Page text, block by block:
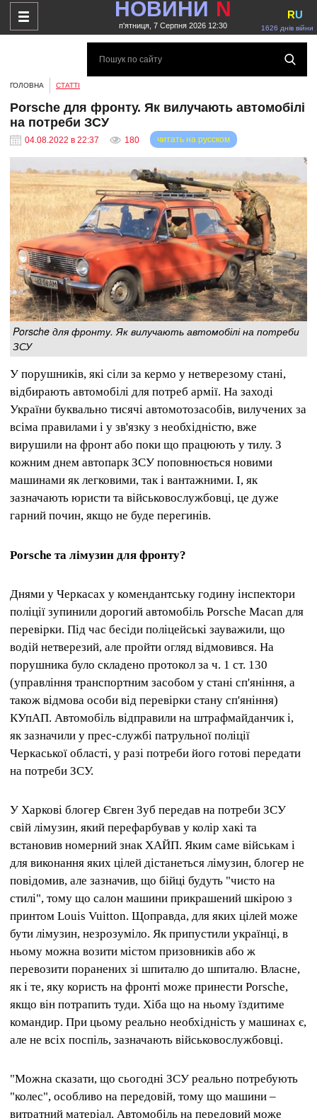
НОВИНИ N
п'ятниця, 7 Серпня 2026 12:30 1626 днів війни
RU
ГОЛОВНА СТАТТІ
Porsche для фронту. Як вилучають автомобілі
на потреби ЗСУ
04.08.2022 в 22:37 180 читать на русском
Porsche для фронту. Як вилучають автомобілі на потреби
ЗСУ
У порушників, які сіли за кермо у нетверезому стані,
відбирають автомобілі для потреб армії. На заході
України буквально тисячі автомотозасобів, вилучених за
всіма правилами і у зв'язку з необхідністю, вже
вирушили на фронт або поки що працюють у тилу. З
кожним днем ​​автопарк ЗСУ поповнюється новими
машинами як легковими, так і вантажними. І, як
зазначають юристи та військовослужбовці, це дуже
гарний почин, якщо не буде перегинів.
Porsche та лімузин для фронту?
Днями у Черкасах у комендантську годину інспектори
поліції зупинили дорогий автомобіль Porsche Macan для
перевірки. Під час бесіди поліцейські зауважили, що
водій нетверезий, але пройти огляд відмовився. На
порушника було складено протокол за ч. 1 ст. 130
(управління транспортним засобом у стані сп'яніння, а
також відмова особи від перевірки стану сп'яніння)
КУпАП. Автомобіль відправили на штрафмайданчик і,
як зазначили у прес-службі патрульної поліції
Черкаської області, у разі потреби його готові передати
на потреби ЗСУ.
У Харкові блогер Євген Зуб передав на потреби ЗСУ
свій лімузин, який перефарбував у колір хакі та
встановив номерний знак ХАЙП. Яким саме військам і
для виконання яких цілей дістанеться лімузин, блогер не
повідомив, але зазначив, що бійці будуть "чисто на
стилі", тому що салон машини прикрашений шкірою з
принтом Louis Vuitton. Щоправда, для яких цілей може
бути лімузин, незрозуміло. Як припустили українці, в
ньому можна возити містом призовників або ж
перевозити поранених зі шпиталю до шпиталю. Власне,
як і те, яку користь на фронті може принести Porsche,
якщо він потрапить туди. Хіба що на ньому їздитиме
командир. При цьому реально необхідність у машинах є,
але не всіх поспіль, зазначають військовослужбовці.
"Можна сказати, що сьогодні ЗСУ реально потребують
"колес", особливо на передовій, тому що машини –
витратний матеріал. Автомобіль на передовий може